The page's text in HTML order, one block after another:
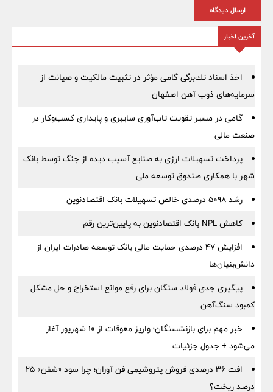
ارسال دیدگاه
آخرین اخبار
اخذ اسناد تك‌برگی گامی مؤثر در تثبیت مالكیت و صیانت از
سرمایه‌های ذوب آهن اصفهان
گامی در مسیر تقویت تاب‌آوری سایبری و پایداری کسب‌وکار در
صنعت مالی
پرداخت تسهیلات ارزی به صنایع آسیب دیده از جنگ توسط بانک
شهر با همکاری صندوق توسعه ملی
رشد 5098 درصدی خالص تسهیلات بانک اقتصادنوین
کاهش NPL بانک اقتصادنوین به پایین‌ترین رقم
افزایش ۴۷ درصدی حمایت مالی بانک توسعه صادرات ایران از
دانش‌بنیان‌ها
پیگیری جدی فولاد سنگان برای رفع موانع استخراج و حل مشکل
کمبود سنگ‌آهن
خبر مهم برای بازنشستگان؛ واریز معوقات از ۱۰ شهریور آغاز
می‌شود + جدول جزئیات
افت ۳۶ درصدی فروش پتروشیمی فن آوران؛ چرا سود «شفن» ۲۵
درصد ریخت؟